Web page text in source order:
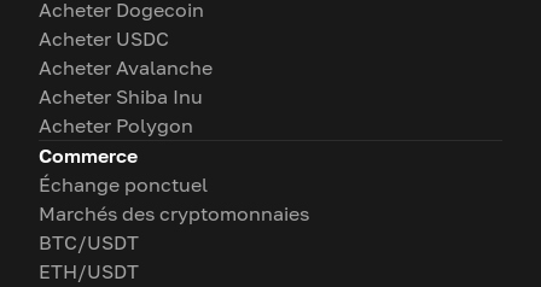
Acheter Dogecoin
Acheter USDC
Acheter Avalanche
Acheter Shiba Inu
Acheter Polygon
Commerce
Échange ponctuel
Marchés des cryptomonnaies
BTC/USDT
ETH/USDT